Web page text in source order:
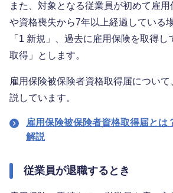
また、対象となる従業員が初めて雇
や資格喪失から7年以上経過している
「1 新規」、過去に雇用保険を取得
取得」とします。
雇用保険被保険者資格取得届につい
説しています。
雇用保険被保険者資格取得届とは
解説
従業員が退職するとき